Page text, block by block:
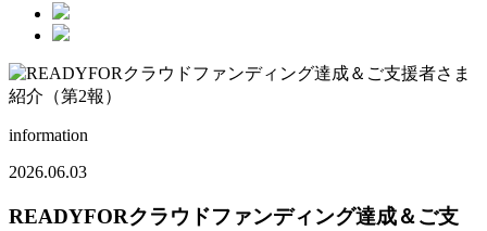
information
2026.06.03
READYFORクラウドファンディング達成＆ご支